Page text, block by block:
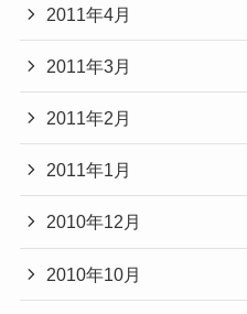
2011年4月
2011年3月
2011年2月
2011年1月
2010年12月
2010年10月